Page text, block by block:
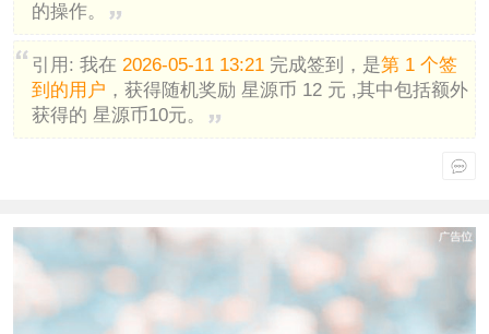
的操作。
引用: 我在 2026-05-11 13:21完成签到，是第 1 个签
到的用户 ，获得随机奖励 星源币 12 元 ,其中包括额外
获得的 星源币10元。